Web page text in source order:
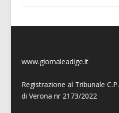
www.giornaleadige.it
Registrazione al Tribunale C.P.
di Verona nr 2173/2022